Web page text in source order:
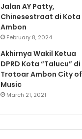
Jalan AY Patty,
Chinesestraat di Kota
Ambon
February 8, 2024
Akhirnya Wakil Ketua
DPRD Kota “Talucu” di
Trotoar Ambon City of
Music
March 21, 2021